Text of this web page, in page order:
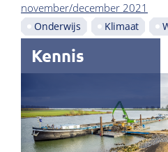
november/december 2021
Onderwijs Klimaat
Kennis